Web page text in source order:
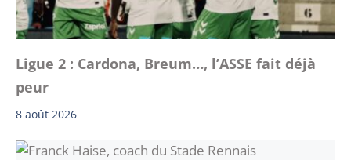
Ligue 2 : Cardona, Breum…, l’ASSE fait déjà
peur
8 août 2026